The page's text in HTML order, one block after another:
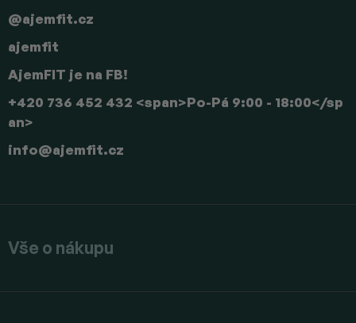
info@ajemfit.cz
+420 736 452 432 <span>Po-Pá 9:00 - 18:00</sp
an>
AjemFIT je na FB!
ajemfit
@ajemfit.cz
Vše o nákupu